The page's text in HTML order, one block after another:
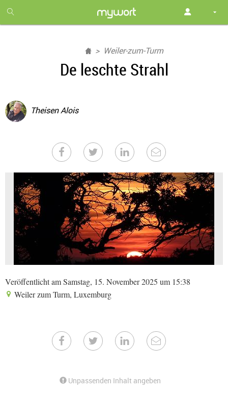
month
free
Weiler-zum-Turm
De leschte Strahl
Theisen Alois
Veröffentlicht am Samstag, 15. November 2025 um 15:38
Weiler zum Turm, Luxemburg
Unpassenden Inhalt angeben